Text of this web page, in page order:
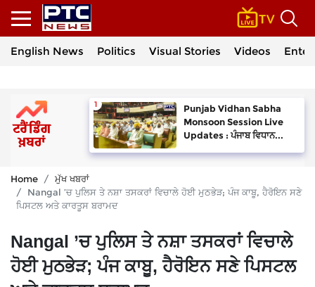
English News Politics Visual Stories Videos
Punjab Vidhan Sabha
Monsoon Session Live
Updates : ਪੰਜਾਬ ਵਿਧਾਨ...
Home
ਮੁੱਖ ਖਬਰਾਂ
Nangal ’ਚ ਪੁਲਿਸ ਤੇ ਨਸ਼ਾ ਤਸਕਰਾਂ ਵਿਚਾਲੇ ਹੋਈ ਮੁਠਭੇੜ; ਪੰਜ ਕਾਬੂ, ਹੈਰੋਇਨ ਸਣੇ
ਪਿਸਟਲ ਅਤੇ ਕਾਰਤੂਸ ਬਰਾਮਦ
Nangal ’ਚ ਪੁਲਿਸ ਤੇ ਨਸ਼ਾ ਤਸਕਰਾਂ ਵਿਚਾਲੇ
ਹੋਈ ਮੁਠਭੇੜ; ਪੰਜ ਕਾਬੂ, ਹੈਰੋਇਨ ਸਣੇ ਪਿਸਟਲ